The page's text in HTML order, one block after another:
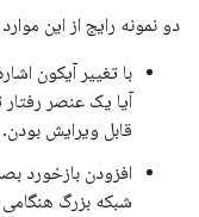
دو نمونه رایج از این موارد
با تغییر آیکون
آیا یک عنصر رفتار
قابل ویرایش بودن.
افزودن بازخورد
شبکه بزرگ هنگامی